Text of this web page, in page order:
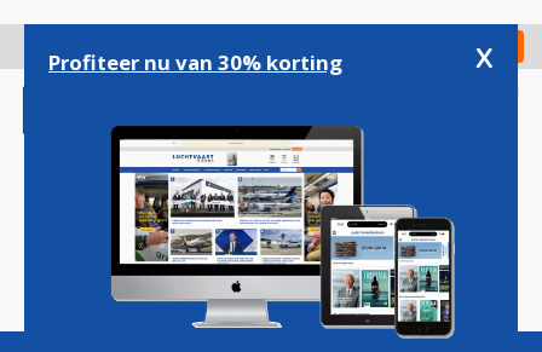
gaan
Check in
Magazine Podcasts Vacatures
Profiteer nu van 30% korting x